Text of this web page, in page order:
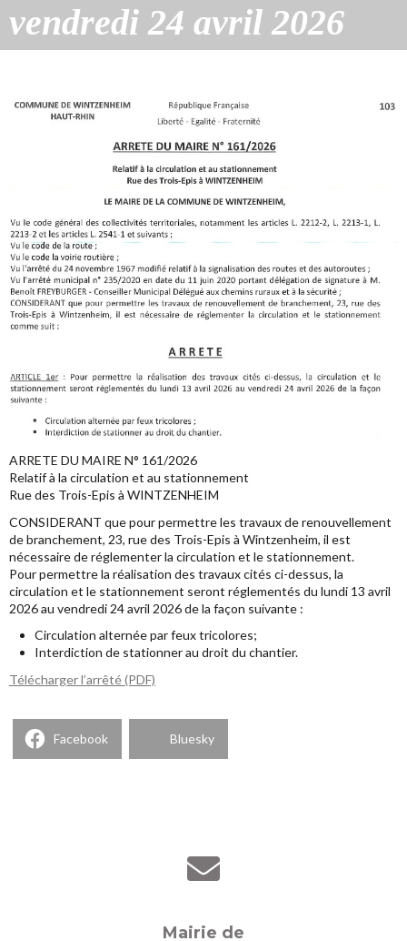
vendredi 24 avril 2026
ARRETE DU MAIRE N° 161/2026
Relatif à la circulation et au stationnement
Rue des Trois-Epis à WINTZENHEIM
CONSIDERANT que pour permettre les travaux de renouvellement
de branchement, 23, rue des Trois-Epis à Wintzenheim, il est
nécessaire de réglementer la circulation et le stationnement.
Pour permettre la réalisation des travaux cités ci-dessus, la
circulation et le stationnement seront réglementés du lundi 13 avril
2026 au vendredi 24 avril 2026 de la façon suivante :
Circulation alternée par feux tricolores;
Interdiction de stationner au droit du chantier.
Télécharger l’arrêté (PDF)
Facebook Bluesky
Mairie de